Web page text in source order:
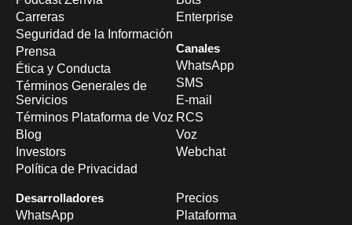
Carreras
Seguridad de la Información
Prensa
Ética y Conducta
Términos Generales de
Servicios
Términos Plataforma de Voz
Blog
Investors
Política de Privacidad
Enterprise
Canales
WhatsApp
SMS
E-mail
RCS
Voz
Webchat
Desarrolladores
WhatsApp
Precios
Plataforma